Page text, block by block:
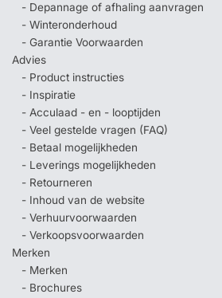
- Depannage of afhaling aanvragen
- Winteronderhoud
- Garantie Voorwaarden
Advies
- Product instructies
- Inspiratie
- Acculaad - en - looptijden
- Veel gestelde vragen (FAQ)
- Betaal mogelijkheden
- Leverings mogelijkheden
- Retourneren
- Inhoud van de website
- Verhuurvoorwaarden
- Verkoopsvoorwaarden
Merken
- Merken
- Brochures